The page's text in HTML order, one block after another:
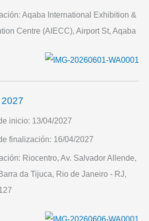
Aqaba International Exhibition &
Centre (AIECC), Airport St, Aqaba
inicio: 13/04/2027
finalización: 16/04/2027
Riocentro, Av. Salvador Allende,
da Tijuca, Rio de Janeiro - RJ,